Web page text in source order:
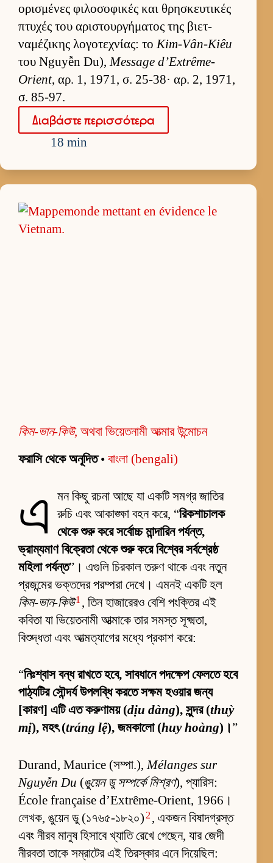
ορισμένες φιλοσοφικές και θρησκευ­τικές
πτυχές του αριστουρ­γήματος της βιετ­
ναμέζικης λογοτεχνίας: το Kim-Vân-Kiêu
του Nguyễn Du), Message d’Extrême-
Orient, αρ. 1, 1971, σ. 25-38· αρ. 2, 1971,
σ. 85-97.
Δια­βάστε περισ­σότερα
18 min
কিম-ভান-কিউ, অথবা ভিয়েতনামী আত্মার উন্মোচন
ফরাসি থেকে অনূদিত• বাংলা (bengali)
এ
মন কিছু রচনা আছে যা একটি সমগ্র জাতির
রুচি এবং আকাঙ্ক্ষা বহন করে, “রিকশাচালক
থেকে শুরু করে সর্বোচ্চ মান্দারিন পর্যন্ত,
ভ্রাম্যমাণ বিক্রেতা থেকে শুরু করে বিশ্বের সর্বশ্রেষ্ঠ
মহিলা পর্যন্ত”। এগুলি চিরকাল তরুণ থাকে এবং নতুন
প্রজন্মের ভক্তদের পরম্পরা দেখে। এমনই একটি হল
কিম-ভান-কিউ1 , তিন হাজারেরও বেশি পংক্তির এই
কবিতা যা ভিয়েতনামী আত্মাকে তার সমস্ত সূক্ষ্মতা,
বিশুদ্ধতা এবং আত্মত্যাগের মধ্যে প্রকাশ করে:
“নিঃশ্বাস বন্ধ রাখতে হবে, সাবধানে পদক্ষেপ ফেলতে হবে
পাঠ্যটির সৌন্দর্য উপলব্ধি করতে সক্ষম হওয়ার জন্য
[কারণ] এটি এত করুণাময় (dịu dàng), সুন্দর (thuỳ
mị), মহৎ (tráng lệ), জমকালো (huy hoàng)।”
Durand, Maurice (সম্পা.),Mélanges sur
Nguyễn Du (ঙুয়েন ডু সম্পর্কে মিশ্রণ), প্যারিস:
École française d’Extrême-Orient, 1966।
লেখক, ঙুয়েন ডু (১৭৬৫-১৮২০) 2 , একজন বিষাদগ্রস্ত
এবং নীরব মানুষ হিসাবে খ্যাতি রেখে গেছেন, যার জেদী
নীরবতা তাকে সম্রাটের এই তিরস্কার এনে দিয়েছিল: